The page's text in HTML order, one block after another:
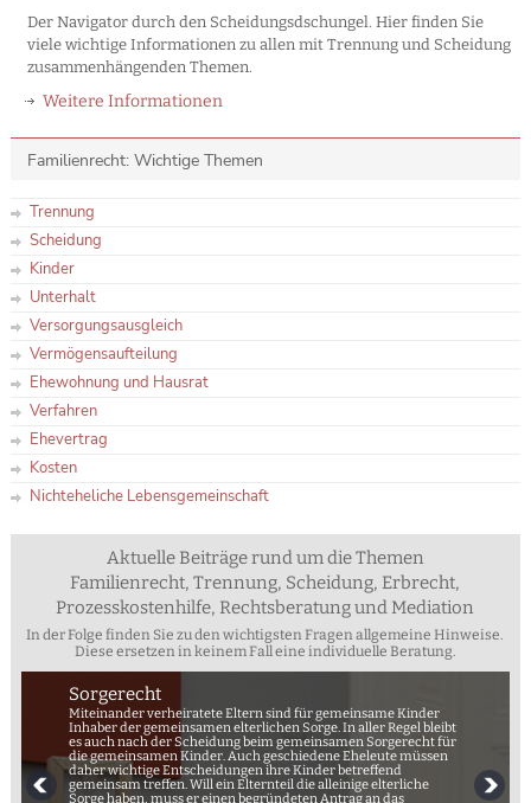
Der Navigator durch den Scheidungsdschungel. Hier finden Sie
viele wichtige Informationen zu allen mit Trennung und Scheidung
zusammenhängenden Themen.
Weitere Informationen
Familienrecht: Wichtige Themen
Trennung
Scheidung
Kinder
Unterhalt
Versorgungsausgleich
Vermögensaufteilung
Ehewohnung und Hausrat
Verfahren
Ehevertrag
Kosten
Nichteheliche Lebensgemeinschaft
Aktuelle Beiträge rund um die Themen
Familienrecht, Trennung, Scheidung, Erbrecht,
Prozesskostenhilfe, Rechtsberatung und Mediation
In der Folge finden Sie zu den wichtigsten Fragen allgemeine Hinweise.
Diese ersetzen in keinem Fall eine individuelle Beratung.
Sorgerecht
Miteinander verheiratete Eltern sind für gemeinsame Kinder
Inhaber der gemeinsamen elterlichen Sorge. In aller Regel bleibt
es auch nach der Scheidung beim gemeinsamen Sorgerecht für
die gemeinsamen Kinder. Auch geschiedene Eheleute müssen
daher wichtige Entscheidungen ihre Kinder betreffend
gemeinsam treffen. Will ein Elternteil die alleinige elterliche
Sorge haben, muss er einen begründeten Antrag an das